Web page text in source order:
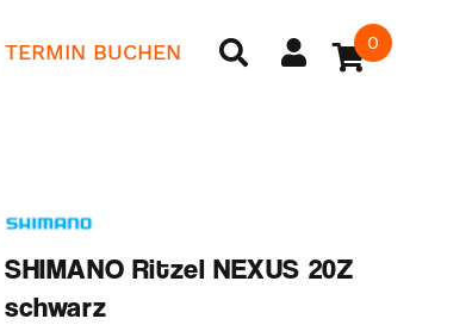
TERMIN BUCHEN 0
SHIMANO Ritzel NEXUS 20Z
schwarz